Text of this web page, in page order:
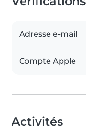
Adresse e-mail
Compte Apple
Activités